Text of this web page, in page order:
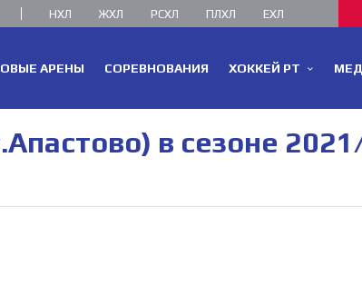
НХЛ ЖХЛ РСХЛ ПЛХЛ ЕХЛ
АРЕНЫ СОРЕВНОВАНИЯ ХОККЕЙ РТ
в сезоне